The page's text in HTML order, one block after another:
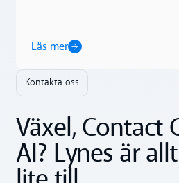
Läs mer
Kontakta oss
Växel, Contact
AI? Lynes är